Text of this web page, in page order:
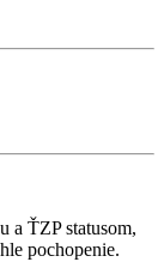
a ŤZP statusom,
pochopenie.